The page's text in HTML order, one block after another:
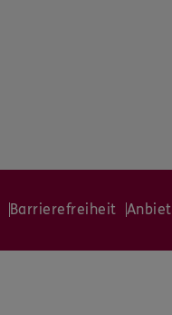
Barrierefreiheit